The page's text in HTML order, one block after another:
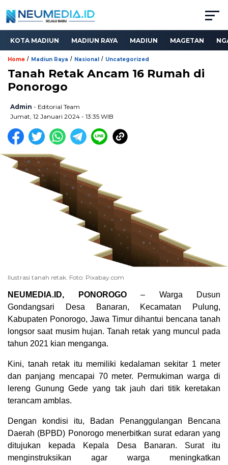
KOTA MADIUN MADIUN RAYA MADIUN MAGETAN
Home / Madiun Raya / Nasional / Uncategorized
Tanah Retak Ancam 16 Rumah di
Ponorogo
Admin - Editorial Team
Jumat, 12 Januari 2024 - 13:35 WIB
Ilustrasi tanah retak. Foto: Pixabay.com
NEUMEDIA.ID, PONOROGO– Warga Dusun
Gondangsari Desa Banaran, Kecamatan Pulung,
Kabupaten Ponorogo, Jawa Timur dihantui bencana tanah
longsor saat musim hujan. Tanah retak yang muncul pada
tahun 2021 kian menganga.
Kini, tanah retak itu memiliki kedalaman sekitar 1 meter
dan panjang mencapai 70 meter. Permukiman warga di
lereng Gunung Gede yang tak jauh dari titik keretakan
terancam amblas.
Dengan kondisi itu, Badan Penanggulangan Bencana
Daerah (BPBD) Ponorogo menerbitkan surat edaran yang
ditujukan kepada Kepala Desa Banaran. Surat itu
menginstruksikan agar warga meningkatkan